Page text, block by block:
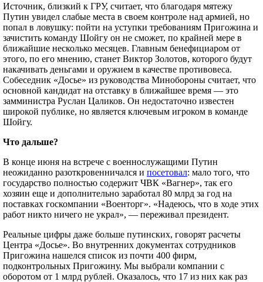
Грифон) ), а также несколько тяжелых ударных БПЛА самолетного
типа. Плюс отделения радиоэлектронной борьбы и разведки, а
также санинструкторы и санитары.
На сегодняшний день частная армия «Вагнер» входит втоп-100
крупнейших армий мира— десятки стран, включая отдельные
страны ЕС, имеют сопоставимые по численности войска и
сопоставимое по качеству вооружение (хотя не имеют подобного
боевого опыта). Из серьезных недостатков можно отметить только
нехватку собственной транспортной авиации, флота и ракетных
войск. Недостатком можно назвать и недоразвитые кибервойска
«Вагнера».
Источник, близкий к ГРУ, считает, что благодаря мятежу
Путин увидел слабые места в своем контроле над армией, но
попал в ловушку: пойти на уступки требованиям Пригожина и
зачистить команду Шойгу он не сможет, по крайней мере в
ближайшие несколько месяцев. Главным бенефициаром от
этого, по его мнению, станет Виктор Золотов, которого будут
накачивать деньгами и оружием в качестве противовеса.
Собеседник «Досье» из руководства Минобороны считает, что
основной кандидат на отставку в ближайшее время — это
замминистра Руслан Цаликов. Он недостаточно известен
широкой публике, но является ключевым игроком в команде
Шойгу.
Что дальше?
В конце июня на встрече с военнослужащими Путин
неожиданно разоткровенничался и посетовал: мало того, что
государство полностью содержит ЧВК «Вагнер», так его
хозяин еще и дополнительно заработал 80 млрд за год на
поставках госкомпании «Военторг». «Надеюсь, что в ходе этих
работ никто ничего не украл», — переживал президент.
Реальные цифры даже больше путинских, говорят расчеты
Центра «Досье». Во внутренних документах сотрудников
Пригожина нашелся список из почти 400 фирм,
подконтрольных Пригожину. Мы выбрали компании с
оборотом от 1 млрд рублей. Оказалось, что 17 из них как раз